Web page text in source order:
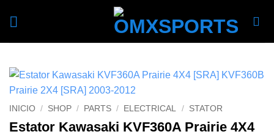
INICIO / SHOP / PARTS / ELECTRICAL / STATOR
Estator Kawasaki KVF360A Prairie 4X4